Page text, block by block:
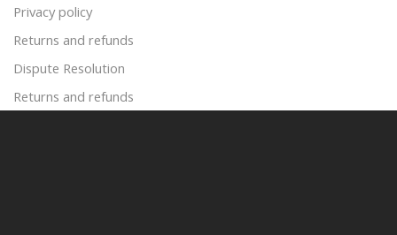
Privacy policy
Returns and refunds
Dispute Resolution
Returns and refunds